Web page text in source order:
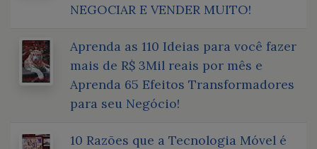
NEGOCIAR E VENDER MUITO!
Aprenda as 110 Ideias para você fazer
mais de R$ 3Mil reais por mês e
Aprenda 65 Efeitos Transformadores
para seu Negócio!
10 Razões que a Tecnologia Móvel é